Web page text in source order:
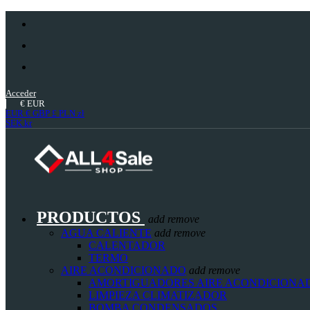
Acceder
€ EUR
EUR € GBP £ PLN zł
SEK kr
PRODUCTOS add remove
AGUA CALIENTE add remove
CALENTADOR
TERMO
AIRE ACONDICIONADO add remove
AMORTIGUADORES AIRE
LIMPIEZA CLIMATIZADOR